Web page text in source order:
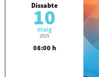
Dissabte
10
maig
2025
08:00 h